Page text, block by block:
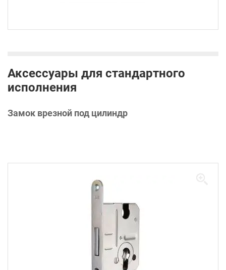
Аксессуары для стандартного
исполнения
Замок врезной под цилиндр